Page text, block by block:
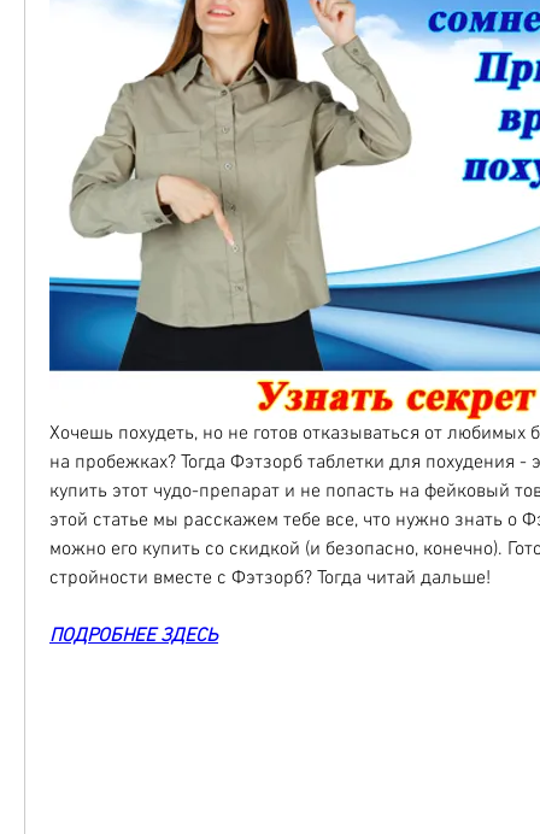
Хочешь похудеть, но не готов отказываться от
на пробежках? Тогда Фэтзорб таблетки для похудения -
купить этот чудо-препарат и не попасть на фейковый
этой статье мы расскажем тебе все, что нужно знать о
можно его купить со скидкой (и безопасно, конечно).
стройности вместе с Фэтзорб? Тогда читай дальше!
ПОДРОБНЕЕ ЗДЕСЬ